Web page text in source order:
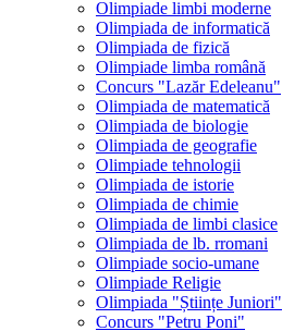
Olimpiade limbi moderne
Olimpiada de informatică
Olimpiada de fizică
Olimpiade limba română
Concurs "Lazăr Edeleanu"
Olimpiada de matematică
Olimpiada de biologie
Olimpiada de geografie
Olimpiade tehnologii
Olimpiada de istorie
Olimpiada de chimie
Olimpiada de limbi clasice
Olimpiada de lb. rromani
Olimpiade socio-umane
Olimpiade Religie
Olimpiada "Științe Juniori"
Concurs "Petru Poni"